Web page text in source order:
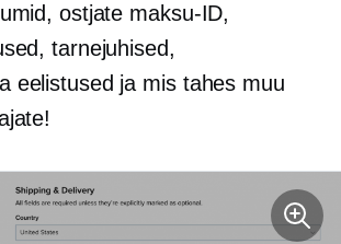
ostjate maksu-ID,
tarnejuhised,
eelistused ja mis tahes muu